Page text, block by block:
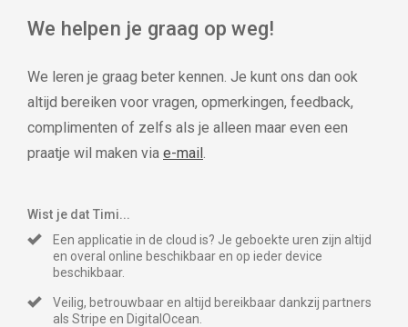
We helpen je graag op weg!
We leren je graag beter kennen. Je kunt ons dan ook
altijd bereiken voor vragen, opmerkingen, feedback,
complimenten of zelfs als je alleen maar even een
praatje wil maken via e-mail.
Wist je dat Timi...
Een applicatie in de cloud is? Je geboekte uren zijn altijd
en overal online beschikbaar en op ieder device
beschikbaar.
Veilig, betrouwbaar en altijd bereikbaar dankzij partners
als Stripe en DigitalOcean.